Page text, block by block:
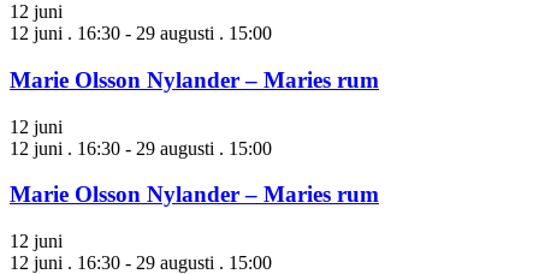
12 juni
12 juni . 16:30 - 29 augusti . 15:00
Marie Olsson Nylander – Maries rum
12 juni
12 juni . 16:30 - 29 augusti . 15:00
Marie Olsson Nylander – Maries rum
12 juni
12 juni . 16:30 - 29 augusti . 15:00